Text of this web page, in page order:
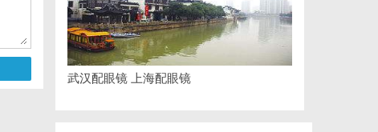
武汉配眼镜 上海配眼镜